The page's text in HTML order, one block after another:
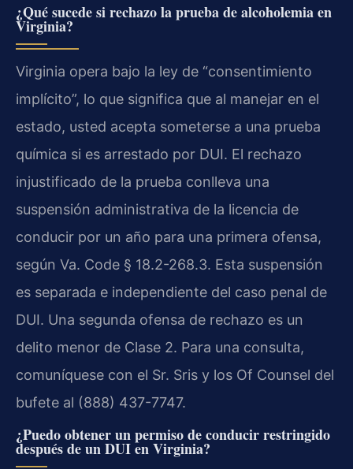
¿Qué sucede si rechazo la prueba de alcoholemia en
Virginia?
Virginia opera bajo la ley de “consentimiento
implícito”, lo que significa que al manejar en el
estado, usted acepta someterse a una prueba
química si es arrestado por DUI. El rechazo
injustificado de la prueba conlleva una
suspensión administrativa de la licencia de
conducir por un año para una primera ofensa,
según Va. Code § 18.2-268.3. Esta suspensión
es separada e independiente del caso penal de
DUI. Una segunda ofensa de rechazo es un
delito menor de Clase 2. Para una consulta,
comuníquese con el Sr. Sris y los Of Counsel del
bufete al (888) 437-7747.
¿Puedo obtener un permiso de conducir restringido
después de un DUI en Virginia?